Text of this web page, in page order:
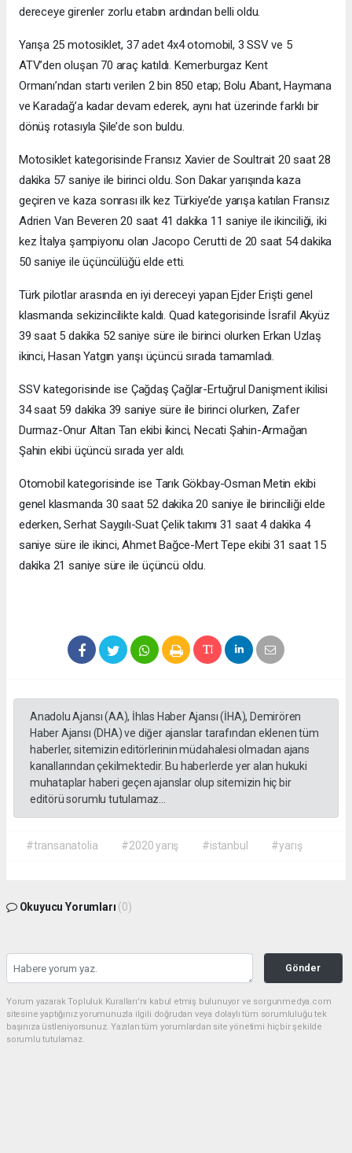
dereceye girenler zorlu etabın ardından belli oldu.
Yarışa 25 motosiklet, 37 adet 4x4 otomobil, 3 SSV ve 5
ATV’den oluşan 70 araç katıldı. Kemerburgaz Kent
Ormanı’ndan startı verilen 2 bin 850 etap; Bolu Abant, Haymana
ve Karadağ’a kadar devam ederek, aynı hat üzerinde farklı bir
dönüş rotasıyla Şile’de son buldu.
Motosiklet kategorisinde Fransız Xavier de Soultrait 20 saat 28
dakika 57 saniye ile birinci oldu. Son Dakar yarışında kaza
geçiren ve kaza sonrası ilk kez Türkiye’de yarışa katılan Fransız
Adrien Van Beveren 20 saat 41 dakika 11 saniye ile ikinciliği, iki
kez İtalya şampiyonu olan Jacopo Cerutti de 20 saat 54 dakika
50 saniye ile üçüncülüğü elde etti.
Türk pilotlar arasında en iyi dereceyi yapan Ejder Erişti genel
klasmanda sekizincilikte kaldı. Quad kategorisinde İsrafil Akyüz
39 saat 5 dakika 52 saniye süre ile birinci olurken Erkan Uzlaş
ikinci, Hasan Yatgın yarışı üçüncü sırada tamamladı.
SSV kategorisinde ise Çağdaş Çağlar-Ertuğrul Danişment ikilisi
34 saat 59 dakika 39 saniye süre ile birinci olurken, Zafer
Durmaz-Onur Altan Tan ekibi ikinci, Necati Şahin-Armağan
Şahin ekibi üçüncü sırada yer aldı.
Otomobil kategorisinde ise Tarık Gökbay-Osman Metin ekibi
genel klasmanda 30 saat 52 dakika 20 saniye ile birinciliği elde
ederken, Serhat Saygılı-Suat Çelik takımı 31 saat 4 dakika 4
saniye süre ile ikinci, Ahmet Bağce-Mert Tepe ekibi 31 saat 15
dakika 21 saniye süre ile üçüncü oldu.
Anadolu Ajansı (AA), İhlas Haber Ajansı (İHA), Demirören
Haber Ajansı (DHA) ve diğer ajanslar tarafından eklenen tüm
haberler, sitemizin editörlerinin müdahalesi olmadan ajans
kanallarından çekilmektedir. Bu haberlerde yer alan hukuki
muhataplar haberi geçen ajanslar olup sitemizin hiç bir
editörü sorumlu tutulamaz...
#transanatolia #2020 yarış #istanbul #yarış
Okuyucu Yorumları (0)
Gönder
Yorum yazarak Topluluk Kuralları’nı kabul etmiş bulunuyor ve sorgunmedya.com
sitesine yaptığınız yorumunuzla ilgili doğrudan veya dolaylı tüm sorumluluğu tek
başınıza üstleniyorsunuz. Yazılan tüm yorumlardan site yönetimi hiçbir şekilde
sorumlu tutulamaz.